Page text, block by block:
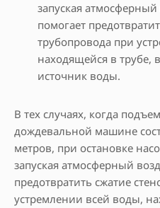
запуская атмосферный
помогает
трубопровода при
находящейся в трубе,
источник воды.
В тех случаях, когда
дождевальной машине
метров, при остановке
запуская атмосферный
предотвратить сжатие
устремлении всей воды,